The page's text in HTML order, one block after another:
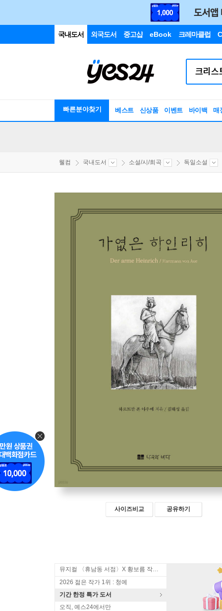
국내도서 외국도서 중고샵 eBook 크레마클럽
빠른분야찾기 베스트 신상품 이벤트 바이백 매
웰컴 국내도서 소설/시/희곡 독일소설
사이즈비교 공유하기
뮤지컬 〈휴남동 서점〉X 황보름 작가 북토크
2026 젊은 작가 1위 : 청예
기간 한정 특가 도서
오직, 예스24에서만